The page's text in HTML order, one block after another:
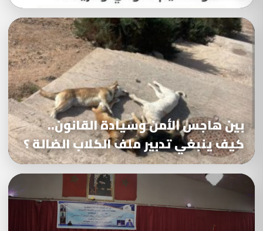
بين هاجس الأمن وسيادة القانون..
كيف ينبغي تدبير ملف الكلاب الضالة ؟